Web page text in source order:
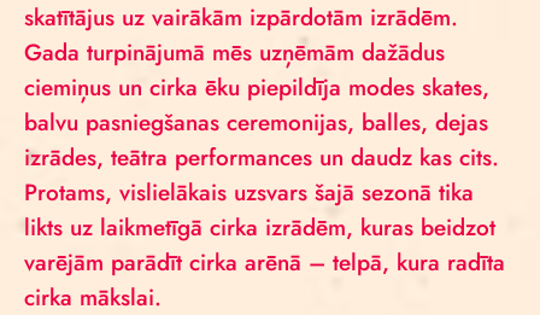
skatītājus uz vairākām izpārdotām izrādēm.
Gada turpinājumā mēs uzņēmām dažādus
ciemiņus un cirka ēku piepildīja modes skates,
balvu pasniegšanas ceremonijas, balles, dejas
izrādes, teātra performances un daudz kas cits.
Protams, vislielākais uzsvars šajā sezonā tika
likts uz laikmetīgā cirka izrādēm, kuras beidzot
varējām parādīt cirka arēnā – telpā, kura radīta
cirka mākslai.